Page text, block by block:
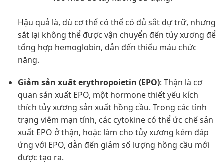
Hậu quả là, dù cơ thể có thể có đủ sắt dự trữ, nhưng
sắt lại không thể được vận chuyển đến tủy xương để
tổng hợp hemoglobin, dẫn đến thiếu máu chức
năng.
Giảm sản xuất erythropoietin (EPO): Thận là cơ
quan sản xuất EPO, một hormone thiết yếu kích
thích tủy xương sản xuất hồng cầu. Trong các tình
trạng viêm mạn tính, các cytokine có thể ức chế sản
xuất EPO ở thận, hoặc làm cho tủy xương kém đáp
ứng với EPO, dẫn đến giảm số lượng hồng cầu mới
được tạo ra.